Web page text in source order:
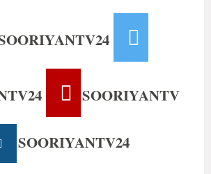
SOORIYANTV
SOORIYANTV24